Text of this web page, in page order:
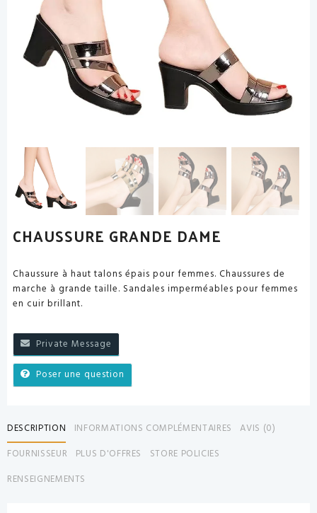
CHAUSSURE GRANDE DAME
Chaussure à haut talons épais pour femmes. Chaussures de
marche à grande taille. Sandales imperméables pour femmes
en cuir brillant.
Private Message
Poser une question
DESCRIPTION INFORMATIONS COMPLÉMENTAIRES
AVIS (0)
FOURNISSEUR
PLUS D'OFFRES
STORE POLICIES
RENSEIGNEMENTS